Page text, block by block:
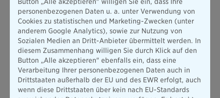
der Lebens- als auch in der Krankenversicherung. Gesetzlich
ist festgelegt, dass Kunden an diesen Überschüssen beteiligt
werden müssen. In der Praxis führen Lebensversicherungen
oft bis zu 98% dieser Überschüsse den Rückstellungen für
Beitragsrückerstattung (RfB) zu, um die
Überschussbeteiligungder Kunden zu finanzieren. Die
Krankenversicherung folgt ebenfalls bestimmten Richtlinien,
die durch das Versicherungsaufsichtsgesetz festgelegt sind,
insbesondere wenn es um die Zuführung zur
personenbezogenen Daten u. a. unter Verwendung von
Cookies zu statistischen und Marketing-Zwecken (unter
anderem Google Analytics), sowie zur Nutzung von
Sozialen Medien an Dritt-Anbieter übermittelt werden. In
diesem Zusammenhang willigen Sie durch Klick auf den
Button „Alle akzeptieren" ebenfalls ein, dass eine
Verarbeitung Ihrer personenbezogenen Daten auch in
Drittstaaten außerhalb der EU und des EWR erfolgt, auch
wenn diese Drittstaaten über kein nach EU-Standards